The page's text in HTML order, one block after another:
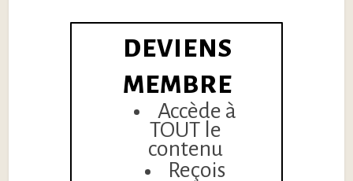
DEVIENS
MEMBRE
Accède à
TOUT le
contenu
Reçois